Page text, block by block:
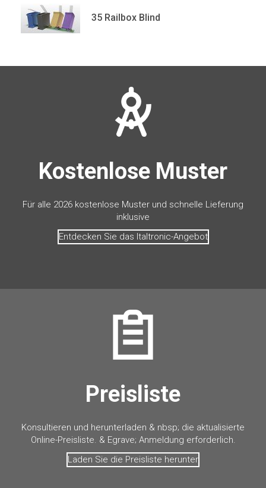
35 Railbox Blind
Kostenlose Muster
Für alle 2026 kostenlose Muster und schnelle Lieferung
inklusive
Entdecken Sie das Italtronic-Angebot
Preisliste
Konsultieren und herunterladen & nbsp; die aktualisierte
Online-Preisliste. & Egrave; Anmeldung erforderlich.
Laden Sie die Preisliste herunter